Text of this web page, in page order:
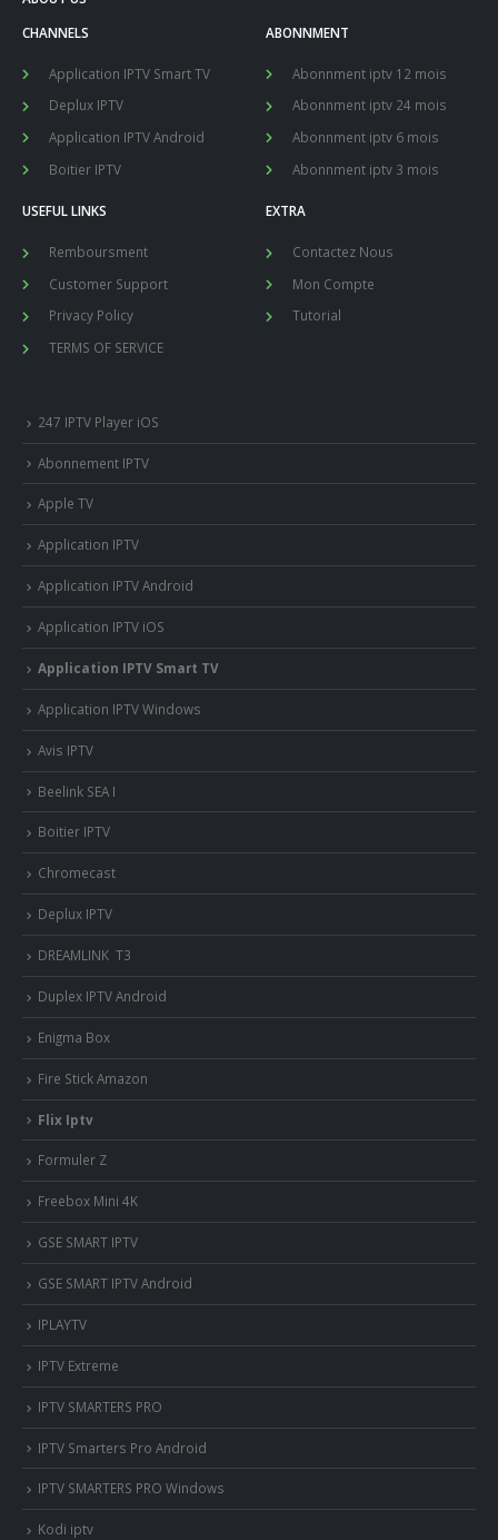
CHANNELS
Application IPTV Smart TV
Deplux IPTV
Application IPTV Android
Boitier IPTV
ABONNMENT
Abonnment iptv 12 mois
Abonnment iptv 24 mois
Abonnment iptv 6 mois
Abonnment iptv 3 mois
USEFUL LINKS
Remboursment
Customer Support
Privacy Policy
TERMS OF SERVICE
EXTRA
Contactez Nous
Mon Compte
Tutorial
247 IPTV Player iOS
Abonnement IPTV
Apple TV
Application IPTV
Application IPTV Android
Application IPTV iOS
Application IPTV Smart TV
Application IPTV Windows
Avis IPTV
Beelink SEA I
Boitier IPTV
Chromecast
Deplux IPTV
DREAMLINK T3
Duplex IPTV Android
Enigma Box
Fire Stick Amazon
Flix Iptv
Formuler Z
Freebox Mini 4K
‎GSE SMART IPTV
GSE SMART IPTV Android
IPLAYTV
IPTV Extreme
IPTV SMARTERS PRO
IPTV Smarters Pro Android
IPTV SMARTERS PRO Windows
Kodi iptv